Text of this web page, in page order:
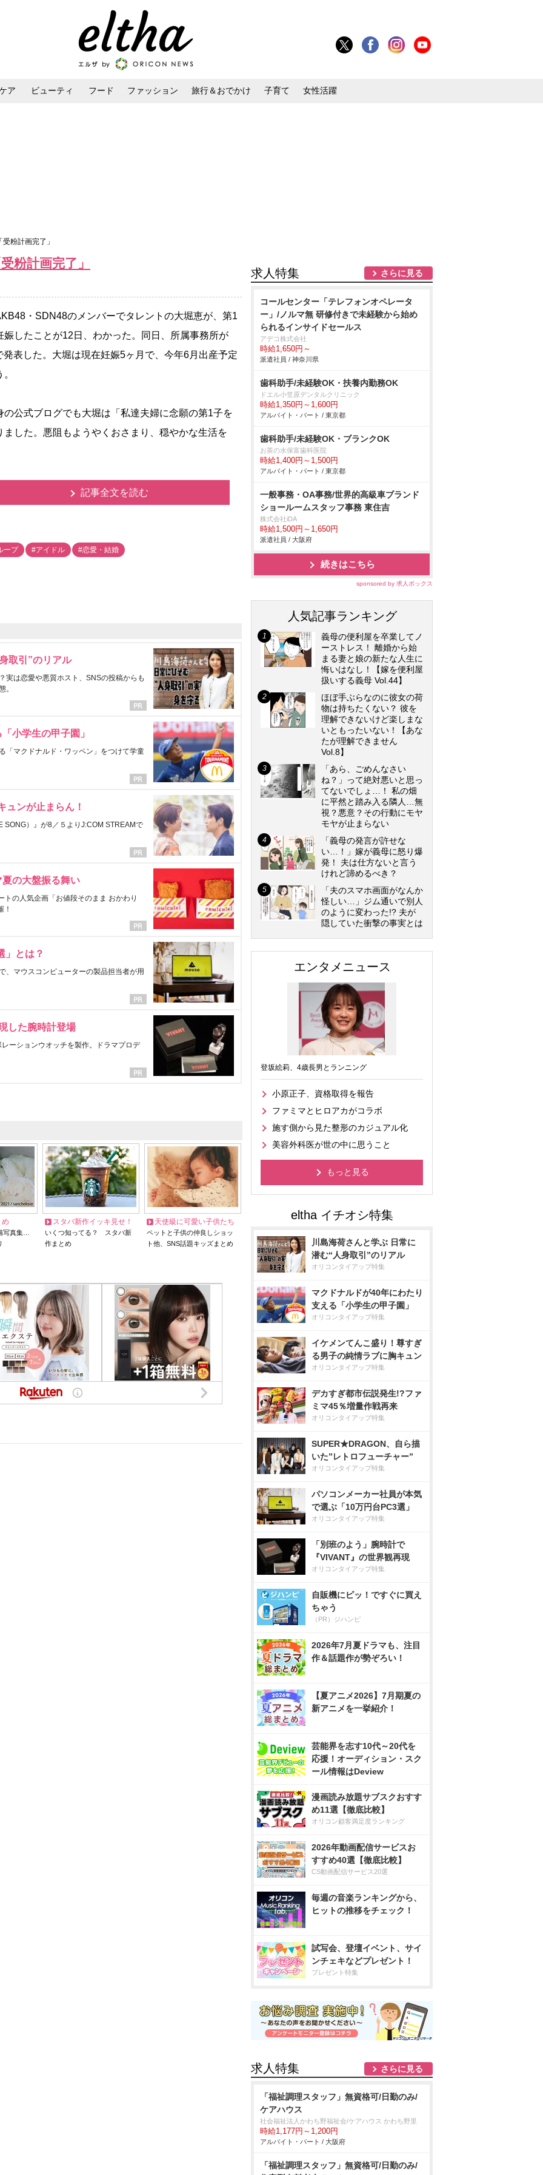
ア ビューティ フード ファッション 旅行＆おでかけ 子育て 女性活躍
粉計画完了」
粉計画完了」
・SDN48のメンバーでタレントの大堀恵が、第1
娠したことが12日、わかった。同日、所属事務所が
発表した。大堀は現在妊娠5ヶ月で、今年6月出産予定
公式ブログでも大堀は「私達夫婦に念願の第1子を
ました。悪阻もようやくおさまり、穏やかな生活を
記事全文を読む
ープ #アイドル #恋愛・結婚
取引”のリアル
実は恋愛や悪質ホスト、SNSの投稿からも
。
小学生の甲子園」
「マクドナルド・ワッペン」をつけて学童
ュンが止まらん！
SONG）』が8／５よりJ:COM STREAMで
の大盤振る舞い
の人気企画「お値段そのまま おかわり
！
」とは？
、マウスコンピューターの製品担当者が用
した腕時計登場
ーションウオッチを製作。ドラマプロデ
め
写真集…
スタバ新作イッキ見せ！
いくつ知ってる？ スタバ新
作まとめ
天使級に可愛い子供たち
ペットと子供の仲良しショッ
ト他、SNS話題キッズまとめ
求人特集 さらに見る
コールセンター「テレフォンオペレータ
ー」/ノルマ無 研修付きで未経験から始め
られるインサイドセールス
アデコ株式会社
時給1,650円～
派遣社員 / 神奈川県
歯科助手/未経験OK・扶養内勤務OK
ドエル小笠原デンタルクリニック
時給1,350円～1,600円
アルバイト・パート / 東京都
歯科助手/未経験OK・ブランクOK
お茶の水保富歯科医院
時給1,400円～1,500円
アルバイト・パート / 東京都
一般事務・OA事務/世界的高級車ブランド
ショールームスタッフ事務 東住吉
株式会社iDA
時給1,500円～1,650円
派遣社員 / 大阪府
続きはこちら
sponsored by 求人ボックス
人気記事ランキング
義母の便利屋を卒業してノ
ーストレス！ 離婚から始
まる妻と娘の新たな人生に
悔いはなし！【嫁を便利屋
扱いする義母 Vol.44】
ほぼ手ぶらなのに彼女の荷
物は持ちたくない？ 彼を
理解できないけど楽しまな
いともったいない！【あな
たが理解できません
Vol.8】
「あら、ごめんなさい
ね？」って絶対悪いと思っ
てないでしょ…！ 私の畑
に平然と踏み入る隣人…無
視？悪意？その行動にモヤ
モヤが止まらない
「義母の発言が許せな
い…！」嫁が義母に怒り爆
発！ 夫は仕方ないと言う
けれど諦めるべき？
「夫のスマホ画面がなんか
怪しい…」ジム通いで別人
のように変わった!? 夫が
隠していた衝撃の事実とは
エンタメニュース
登坂絵莉、4歳長男とランニング
小原正子、資格取得を報告
ファミマとヒロアカがコラボ
施す側から見た整形のカジュアル化
美容外科医が世の中に思うこと
もっと見る
川島海荷さんと学ぶ 日常に
潜む“人身取引”のリアル
オリコンタイアップ特集
マクドナルドが40年にわたり
支える「小学生の甲子園」
オリコンタイアップ特集
イケメンてんこ盛り！尊すぎ
る男子の純情ラブに胸キュン
オリコンタイアップ特集
デカすぎ都市伝説発生!?ファ
ミマ45％増量作戦再来
オリコンタイアップ特集
SUPER★DRAGON、自ら描
いた”レトロフューチャー”
オリコンタイアップ特集
パソコンメーカー社員が本気
で選ぶ「10万円台PC3選」
オリコンタイアップ特集
「別班のよう」腕時計で
『VIVANT』の世界観再現
オリコンタイアップ特集
自販機にピッ！ですぐに買え
ちゃう
（PR）ジハンピ
2026年7月夏ドラマも、注目
作＆話題作が勢ぞろい！
【夏アニメ2026】7月期夏の
新アニメを一挙紹介！
芸能界を志す10代～20代を
応援！オーディション・スク
ール情報はDeview
漫画読み放題サブスクおすす
め11選【徹底比較】
オリコン顧客満足度ランキング
2026年動画配信サービスお
すすめ40選【徹底比較】
CS動画配信サービス20選
毎週の音楽ランキングから、
ヒットの推移をチェック！
試写会、登壇イベント、サイ
ンチェキなどプレゼント！
プレゼント特集
求人特集 さらに見る
「福祉調理スタッフ」無資格可/日勤のみ/
ケアハウス
社会福祉法人かわち野福祉会/ケアハウス かわち野里
時給1,177円～1,200円
アルバイト・パート / 大阪府
「福祉調理スタッフ」無資格可/日勤のみ/